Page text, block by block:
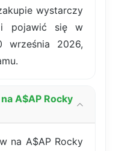
wystarczy
i pojawić się w
września 2026,
A$AP Rocky
na A$AP Rocky